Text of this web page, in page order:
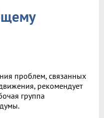
проблем, связанных
рекомендует
группа